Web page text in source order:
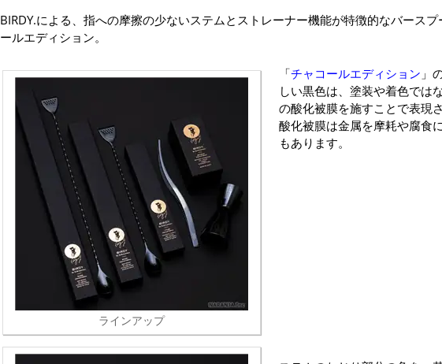
BIRDY.による、指への摩擦の少ないステムとストレーナー機能が特徴的なバースプ
ールエディション。
ラインアップ
「チャコールエディション 」
しい黒色は、塗装や着色では
の酸化被膜を施すことで表現
酸化被膜は金属を摩耗や腐食
もあります。